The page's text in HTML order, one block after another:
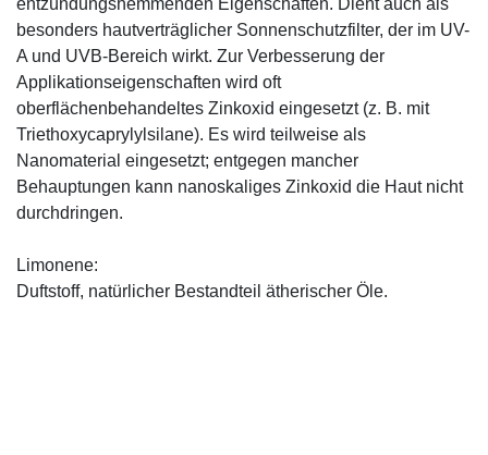
besonders hautverträglicher Sonnenschutzfilter, der im UV-
A und UVB-Bereich wirkt. Zur Verbesserung der
Applikationseigenschaften wird oft
oberflächenbehandeltes Zinkoxid eingesetzt (z. B. mit
Triethoxycaprylylsilane). Es wird teilweise als
Nanomaterial eingesetzt; entgegen mancher
Behauptungen kann nanoskaliges Zinkoxid die Haut nicht
durchdringen.
Limonene:
Duftstoff, natürlicher Bestandteil ätherischer Öle.